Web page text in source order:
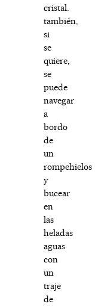
cristal.
también,
si
se
quiere,
se
puede
navegar
a
bordo
de
un
rompehielos
y
bucear
en
las
heladas
aguas
con
un
traje
de